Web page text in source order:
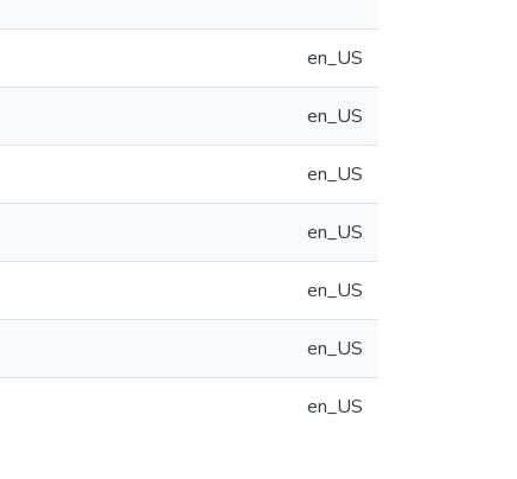
en_US
en_US
en_US
en_US
en_US
en_US
en_US